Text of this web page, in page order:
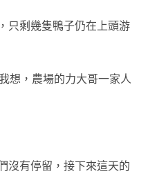
， 只剩幾隻鴨子仍在上頭游
想 ，農場的力大哥一家人
沒有停留 ， 接下來這天的